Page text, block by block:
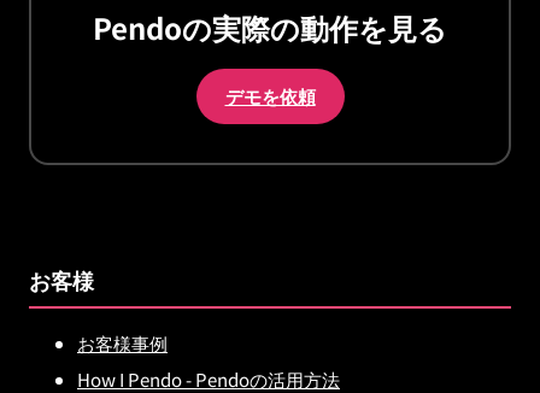
Pendoの実際の動作を見る
デモを依頼
お客様
お客様事例
How I Pendo - Pendoの活用方法